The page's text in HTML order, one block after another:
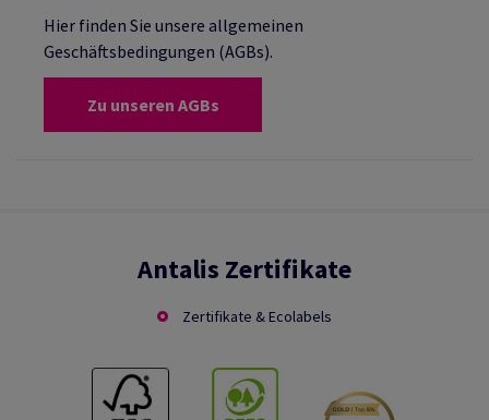
Hier finden Sie unsere allgemeinen
Geschäftsbedingungen (AGBs).
Zu unseren AGBs
Antalis Zertifikate
Zertifikate & Ecolabels